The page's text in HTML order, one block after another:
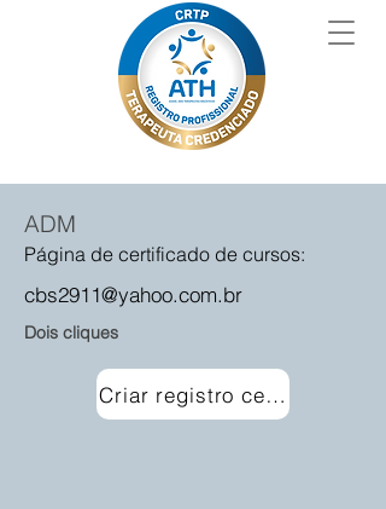
ADM
Página de certificado de cursos:
cbs2911@yahoo.com.br
Dois cliques
Criar registro certificado